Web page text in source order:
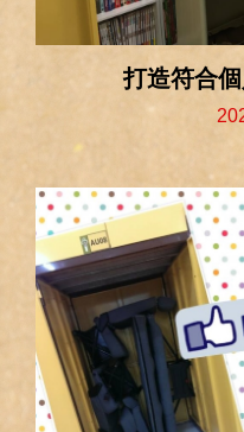
打造符合